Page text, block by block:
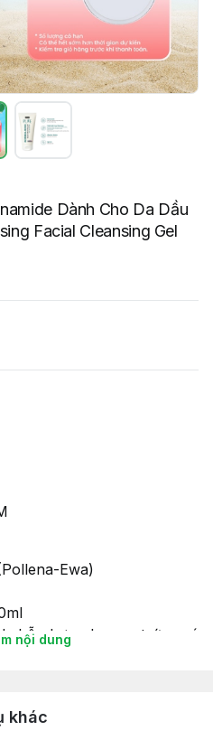
Dành Cho Da Dầu
Facial Cleansing Gel
Ewa)
hỗn hợp, da mụn trứng cá
nội dung
khác